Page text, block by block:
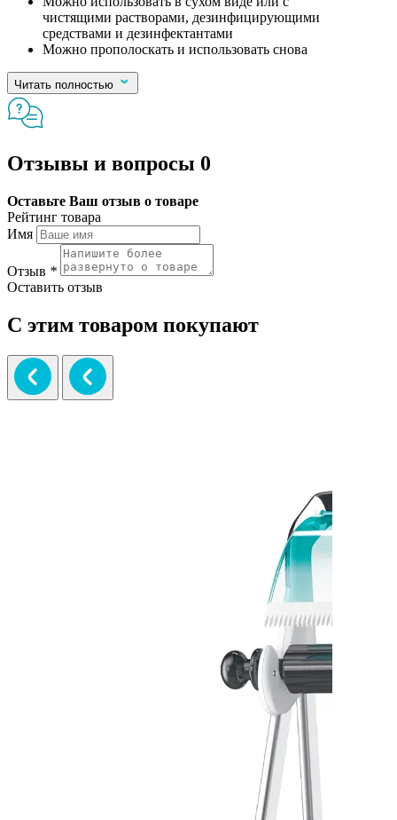
чистящими растворами, дезинфицирующими
средствами и дезинфектантами
Можно прополоскать и использовать снова
Читать полностью
Отзывы и вопросы 0
Оставьте Ваш отзыв о товаре
Рейтинг товара
Имя
Отзыв *
Оставить отзыв
С этим товаром покупают